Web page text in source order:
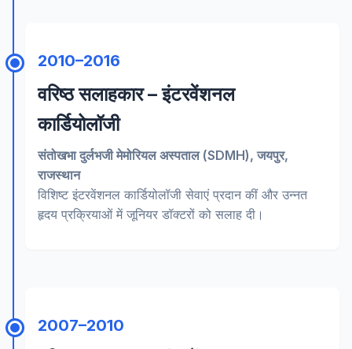
2010–2016
वरिष्ठ सलाहकार – इंटरवेंशनल
कार्डियोलॉजी
संतोखभा दुर्लभजी मेमोरियल अस्पताल (SDMH), जयपुर,
राजस्थान
विशिष्ट इंटरवेंशनल कार्डियोलॉजी सेवाएं प्रदान कीं और उन्नत
हृदय प्रक्रियाओं में जूनियर डॉक्टरों को सलाह दी।
2007–2010